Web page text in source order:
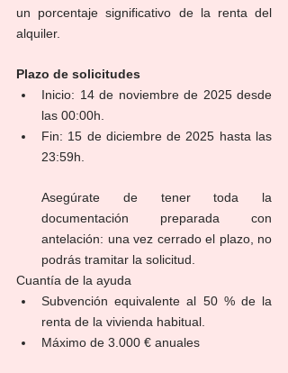
un porcentaje significativo de la renta del
alquiler.
Plazo de solicitudes
Inicio: 14 de noviembre de 2025 desde
las 00:00h.
Fin: 15 de diciembre de 2025 hasta las
23:59h.
Asegúrate de tener toda la
documentación preparada con
antelación: una vez cerrado el plazo, no
podrás tramitar la solicitud.
Cuantía de la ayuda
Subvención equivalente al 50 % de la
renta de la vivienda habitual.
Máximo de 3.000 € anuales